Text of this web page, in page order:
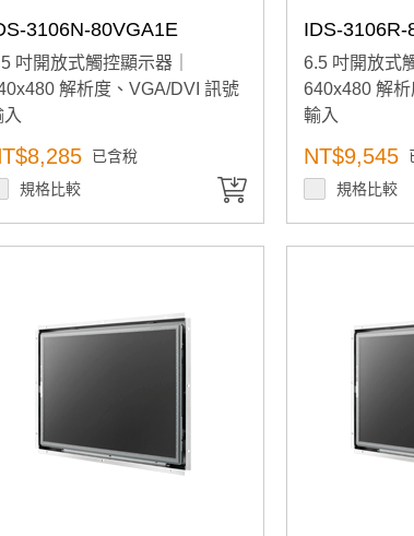
3106N-80VGA1E
吋開放式觸控顯示器｜
解析度、VGA/DVI 訊號
已含稅
規格比較
IDS-3106R-
6.5 吋開放式
640x480 解
輸入
NT$9,545
規格比較